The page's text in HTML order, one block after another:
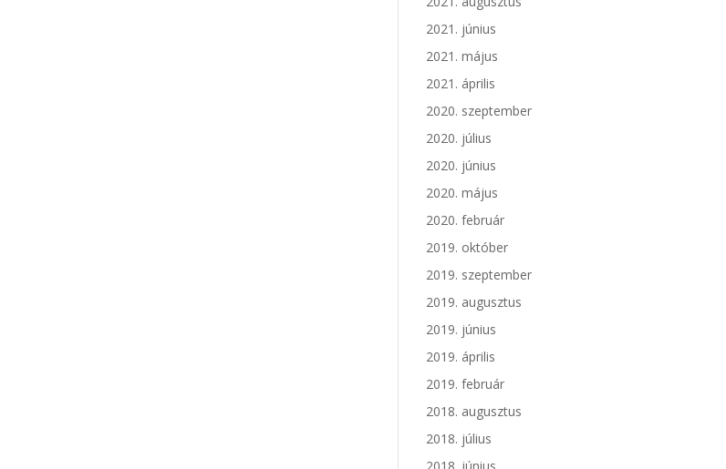
2021. június
2021. május
2021. április
2020. szeptember
2020. július
2020. június
2020. május
2020. február
2019. október
2019. szeptember
2019. augusztus
2019. június
2019. április
2019. február
2018. augusztus
2018. július